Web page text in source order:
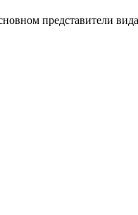
представители